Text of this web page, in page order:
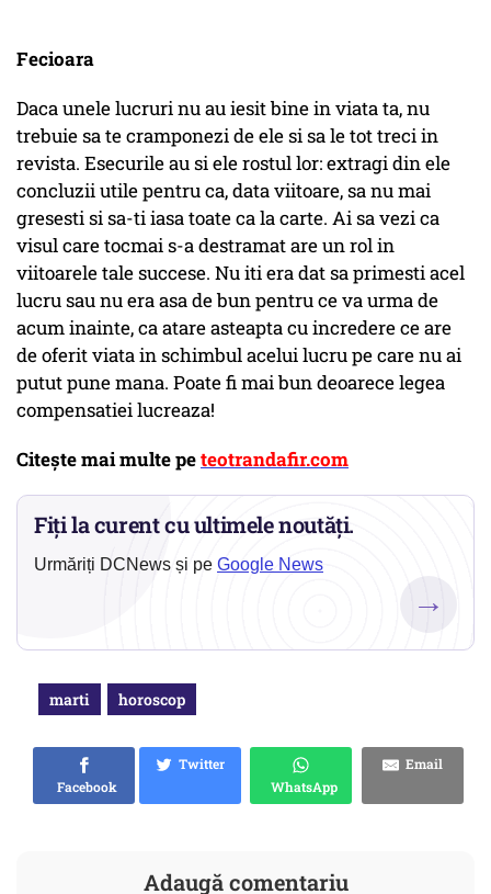
Fecioara
Daca unele lucruri nu au iesit bine in viata ta, nu
trebuie sa te cramponezi de ele si sa le tot treci in
revista. Esecurile au si ele rostul lor: extragi din ele
concluzii utile pentru ca, data viitoare, sa nu mai
gresesti si sa-ti iasa toate ca la carte. Ai sa vezi ca
visul care tocmai s-a destramat are un rol in
viitoarele tale succese. Nu iti era dat sa primesti acel
lucru sau nu era asa de bun pentru ce va urma de
acum inainte, ca atare asteapta cu incredere ce are
de oferit viata in schimbul acelui lucru pe care nu ai
putut pune mana. Poate fi mai bun deoarece legea
compensatiei lucreaza!
Citește mai multe peteotrandafir.com
Fiți la curent cu ultimele noutăți.
Urmăriți DCNews și pe Google News
→
marti horoscop
Facebook
Twitter
WhatsApp
Email
Adaugă comentariu